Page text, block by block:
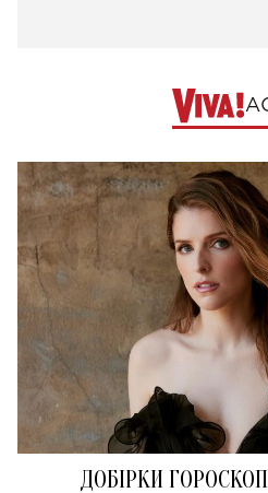
ДОБІРКИ